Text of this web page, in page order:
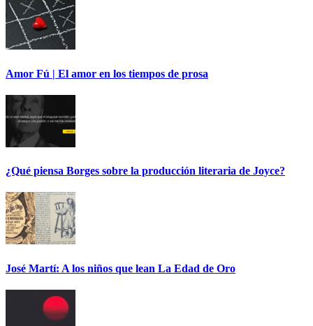
Amor Fú | El amor en los tiempos de prosa
¿Qué piensa Borges sobre la producción literaria de Joyce?
José Martí: A los niños que lean La Edad de Oro